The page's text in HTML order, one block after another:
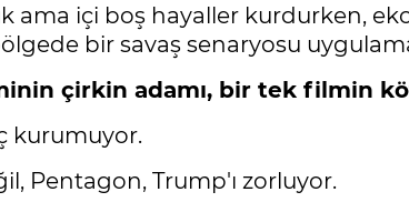
ama içi boş hayaller kurdurken,
bir savaş senaryosu
çirkin adamı, bir tek filmin
kurumuyor.
Pentagon, Trump'ı zorluyor.